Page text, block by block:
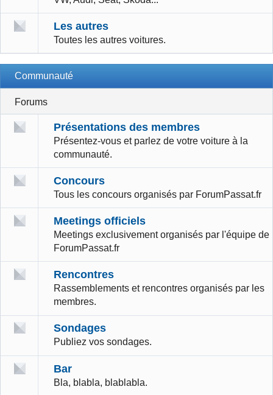
Les autres
Toutes les autres voitures.
Communauté
Forums
Présentations des membres
Présentez-vous et parlez de votre voiture à la
communauté.
Concours
Tous les concours organisés par ForumPassat.fr
Meetings officiels
Meetings exclusivement organisés par l'équipe de
ForumPassat.fr
Rencontres
Rassemblements et rencontres organisés par les
membres.
Sondages
Publiez vos sondages.
Bar
Bla, blabla, blablabla.